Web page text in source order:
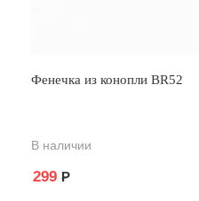
Фенечка из конопли BR52
В наличии
299 Р